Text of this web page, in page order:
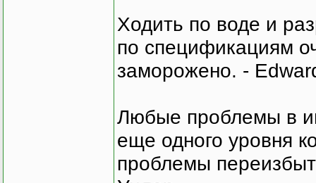
Ходить по воде и
по спецификациям
заморожено. -
Любые проблемы в
еще одного уровня
проблемы